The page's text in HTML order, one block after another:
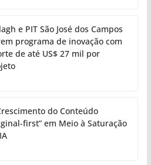
e PIT São José dos Campos
programa de inovação com
de até US$ 27 mil por
do Conteúdo
first” em Meio à Saturação